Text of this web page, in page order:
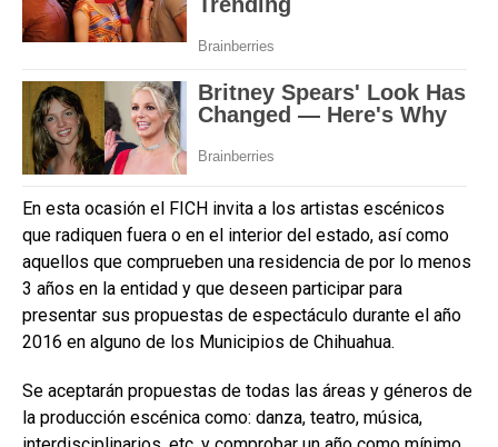
En esta ocasión el FICH invita a los artistas escénicos
que radiquen fuera o en el interior del estado, así como
aquellos que comprueben una residencia de por lo menos
3 años en la entidad y que deseen participar para
presentar sus propuestas de espectáculo durante el año
2016 en alguno de los Municipios de Chihuahua.
Se aceptarán propuestas de todas las áreas y géneros de
la producción escénica como: danza, teatro, música,